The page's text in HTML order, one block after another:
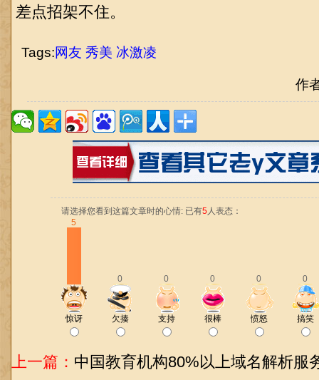
差点招架不住。
Tags:网友 秀美 冰激凌
作
请选择您看到这篇文章时的心情: 已有5人表态：
5
0 0 0 0 0
惊讶 欠揍 支持 很棒 愤怒 搞笑
上一篇： 中国教育机构80%以上域名解析服